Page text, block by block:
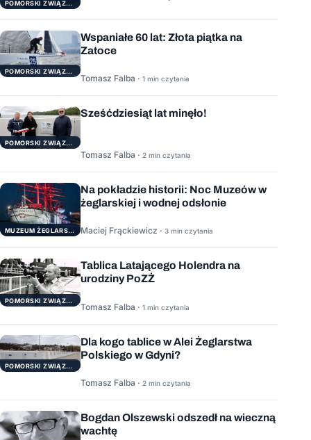
POMORSKI ZWIĄZEK ŻEGLARSKI
POMORSKI ZWIĄZEK ŻEGLARSKI
Wspaniałe 60 lat: Złota piątka na
Zatoce
Tomasz Falba · 1 min czytania
POMORSKI ZWIĄZEK ŻEGLARSKI
Sześćdziesiąt lat minęło!
Tomasz Falba · 2 min czytania
MUZEUM ŻEGLARSTWA POMORSKIEGO
Na pokładzie historii: Noc Muzeów w
żeglarskiej i wodnej odsłonie
Maciej Frąckiewicz · 3 min czytania
POMORSKI ZWIĄZEK ŻEGLARSKI
Tablica Latającego Holendra na
urodziny PoZŻ
Tomasz Falba · 1 min czytania
POMORSKI ZWIĄZEK ŻEGLARSKI
Dla kogo tablice w Alei Żeglarstwa
Polskiego w Gdyni?
Tomasz Falba · 2 min czytania
Bogdan Olszewski odszedł na wieczną
wachtę